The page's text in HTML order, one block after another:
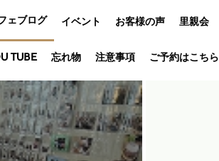
ェブログ イベント
オフ会
アニバーサリ
ー
お客様の声 里親会
TUBE 忘れ物 注意事項 ご予約はこちら